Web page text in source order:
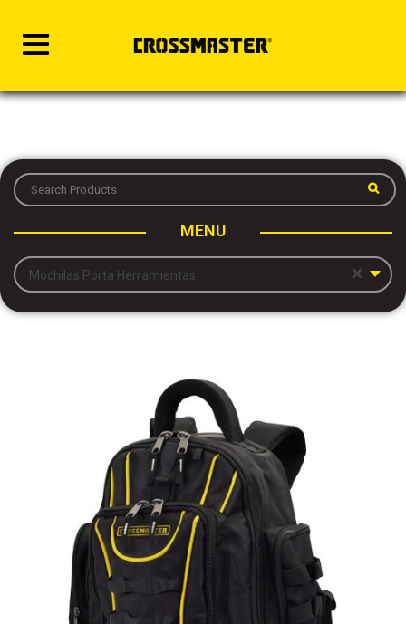
MENU
×
Mochilas Porta Herramientas